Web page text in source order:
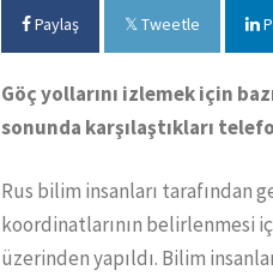
Paylaş Tweetle
Göç yollarını izlemek için
sonunda karşılaştıkları
Rus bilim insanları tarafından
koordinatlarının belirlenmesi
üzerinden yapıldı. Bilim